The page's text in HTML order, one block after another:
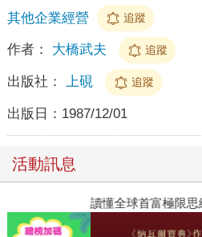
其他企業經營
追蹤
作者： 大橋武夫 追蹤
出版社： 上硯 追蹤
出版日： 1987/12/01
活動訊息
讀懂全球首富極限思維